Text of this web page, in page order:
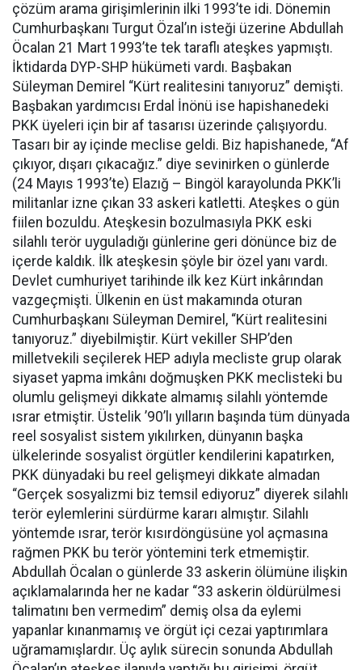
çözüm arama girişimlerinin ilki 1993’te idi. Dönemin
Cumhurbaşkanı Turgut Özal’ın isteği üzerine Abdullah
Öcalan 21 Mart 1993’te tek taraflı ateşkes yapmıştı.
İktidarda DYP-SHP hükümeti vardı. Başbakan
Süleyman Demirel “Kürt realitesini tanıyoruz” demişti.
Başbakan yardımcısı Erdal İnönü ise hapishanedeki
PKK üyeleri için bir af tasarısı üzerinde çalışıyordu.
Tasarı bir ay içinde meclise geldi. Biz hapishanede, “Af
çıkıyor, dışarı çıkacağız.” diye sevinirken o günlerde
(24 Mayıs 1993’te) Elazığ – Bingöl karayolunda PKK’li
militanlar izne çıkan 33 askeri katletti. Ateşkes o gün
fiilen bozuldu. Ateşkesin bozulmasıyla PKK eski
silahlı terör uyguladığı günlerine geri dönünce biz de
içerde kaldık. İlk ateşkesin şöyle bir özel yanı vardı.
Devlet cumhuriyet tarihinde ilk kez Kürt inkârından
vazgeçmişti. Ülkenin en üst makamında oturan
Cumhurbaşkanı Süleyman Demirel, “Kürt realitesini
tanıyoruz.” diyebilmiştir. Kürt vekiller SHP’den
milletvekili seçilerek HEP adıyla mecliste grup olarak
siyaset yapma imkânı doğmuşken PKK meclisteki bu
olumlu gelişmeyi dikkate almamış silahlı yöntemde
ısrar etmiştir. Üstelik ’90’lı yılların başında tüm dünyada
reel sosyalist sistem yıkılırken, dünyanın başka
ülkelerinde sosyalist örgütler kendilerini kapatırken,
PKK dünyadaki bu reel gelişmeyi dikkate almadan
“Gerçek sosyalizmi biz temsil ediyoruz” diyerek silahlı
terör eylemlerini sürdürme kararı almıştır. Silahlı
yöntemde ısrar, terör kısırdöngüsüne yol açmasına
rağmen PKK bu terör yöntemini terk etmemiştir.
Abdullah Öcalan o günlerde 33 askerin ölümüne ilişkin
açıklamalarında her ne kadar “33 askerin öldürülmesi
talimatını ben vermedim” demiş olsa da eylemi
yapanlar kınanmamış ve örgüt içi cezai yaptırımlara
uğramamışlardır. Üç aylık sürecin sonunda Abdullah